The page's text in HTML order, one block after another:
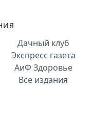
Дачный клуб
Экспресс газета
АиФ Здоровье
Все издания